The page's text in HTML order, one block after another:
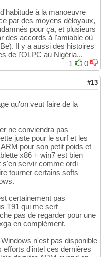
à la manoeuvre
par des moyens déloyaux,
pour ça, et plusieurs
des accords à l'amiable où
Il y a aussi des histoires
de l'OLPC au Nigéria...
1
0
#13
qu'on veut faire de la
ne conviendra pas
juste pour le surf et les
pour son petit poids et
x86 + win7 est bien
s'en servir comme ordi
tourner certains softs
certainement pas
T91 qui me sert
pas de regarder pour une
en complément.
n'est pas disponible
d'intel ces dernières